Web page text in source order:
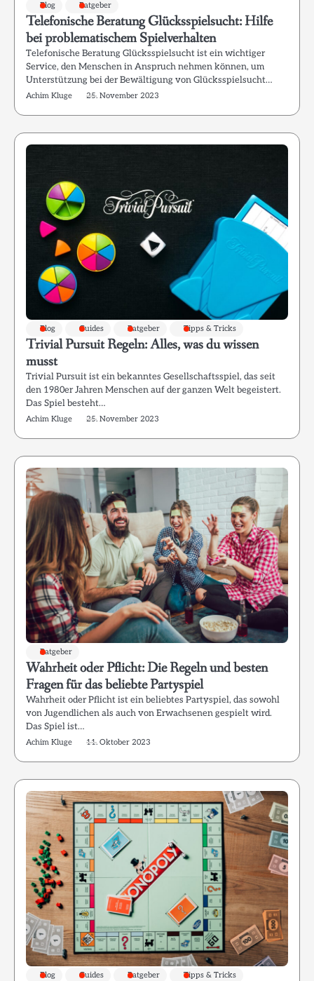
Blog Ratgeber
Telefonische Beratung Glücksspielsucht: Hilfe
bei problematischem Spielverhalten
Telefonische Beratung Glücksspielsucht ist ein wichtiger
Service, den Menschen in Anspruch nehmen können, um
Unterstützung bei der Bewältigung von Glücksspielsucht…
Achim Kluge 25. November 2023
Blog Guides Ratgeber Tipps & Tricks
Trivial Pursuit Regeln: Alles, was du wissen
musst
Trivial Pursuit ist ein bekanntes Gesellschaftsspiel, das seit
den 1980er Jahren Menschen auf der ganzen Welt begeistert.
Das Spiel besteht…
Achim Kluge 25. November 2023
Ratgeber
Wahrheit oder Pflicht: Die Regeln und besten
Fragen für das beliebte Partyspiel
Wahrheit oder Pflicht ist ein beliebtes Partyspiel, das sowohl
von Jugendlichen als auch von Erwachsenen gespielt wird.
Das Spiel ist…
Achim Kluge 11. Oktober 2023
Blog Guides Ratgeber Tipps & Tricks